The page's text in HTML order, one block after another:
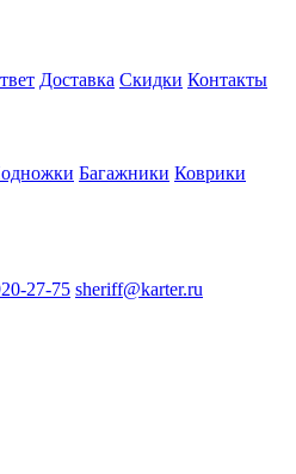
Доставка Скидки Контакты
Багажники Коврики
27-75 sheriff@karter.ru